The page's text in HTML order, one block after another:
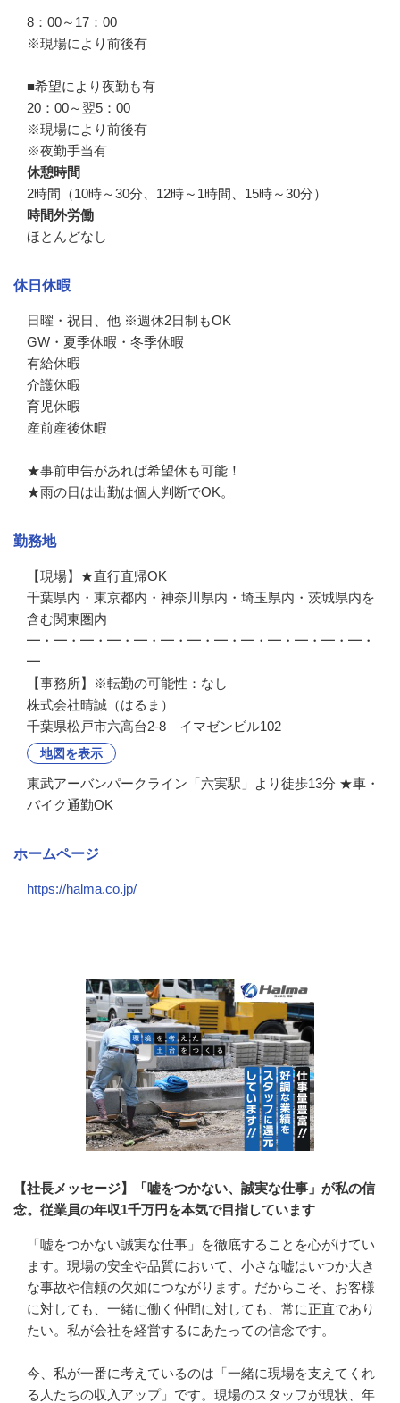
8：00～17：00
※現場により前後有
■希望により夜勤も有
20：00～翌5：00
※現場により前後有
※夜勤手当有
休憩時間
2時間（10時～30分、12時～1時間、15時～30分）
時間外労働
ほとんどなし
休日休暇
日曜・祝日、他 ※週休2日制もOK
GW・夏季休暇・冬季休暇
有給休暇
介護休暇
育児休暇
産前産後休暇
★事前申告があれば希望休も可能！
★雨の日は出勤は個人判断でOK。
勤務地
【現場】★直行直帰OK
千葉県内・東京都内・神奈川県内・埼玉県内・茨城県内を
含む関東圏内
━・━・━・━・━・━・━・━・━・━・━・━・━・
━
【事務所】※転勤の可能性：なし
株式会社晴誠（はるま）
千葉県松戸市六高台2-8 イマゼンビル102
地図を表示
東武アーバンパークライン「六実駅」より徒歩13分 ★車・
バイク通勤OK
ホームページ
https://halma.co.jp/
【社長メッセージ】「嘘をつかない、誠実な仕事」が私の信
念。従業員の年収1千万円を本気で目指しています
「嘘をつかない誠実な仕事」を徹底することを心がけてい
ます。現場の安全や品質において、小さな嘘はいつか大き
な事故や信頼の欠如につながります。だからこそ、お客様
に対しても、一緒に働く仲間に対しても、常に正直であり
たい。私が会社を経営するにあたっての信念です。
今、私が一番に考えているのは「一緒に現場を支えてくれ
る人たちの収入アップ」です。現場のスタッフが現状、年